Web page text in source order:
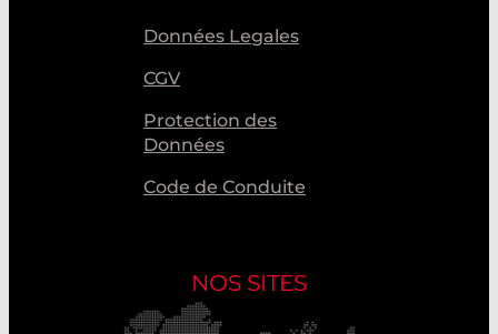
Données Legales
CGV
Protection des
Données
Code de Conduite
NOS SITES